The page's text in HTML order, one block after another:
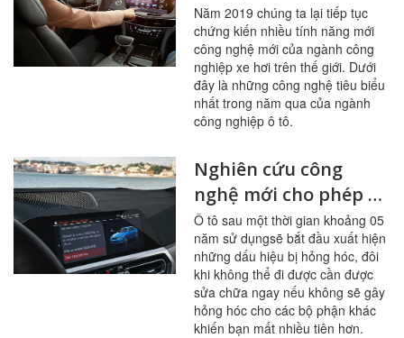
Năm 2019 chúng ta lại tiếp tục
chứng kiến nhiều tính năng mới
công nghệ mới của ngành công
nghiệp xe hơi trên thế giới. Dưới
đây là những công nghệ tiêu biểu
nhất trong năm qua của ngành
công nghiệp ô tô.
Nghiên cứu công
nghệ mới cho phép ô
tô có khả năng tự
miễn dịch
Ô tô sau một thời gian khoảng 05
năm sử dụngsẽ bắt đầu xuất hiện
những dấu hiệu bị hỏng hóc, đôi
khi không thể đi được cần được
sửa chữa ngay nếu không sẽ gây
hỏng hóc cho các bộ phận khác
khiến bạn mất nhiều tiên hơn.